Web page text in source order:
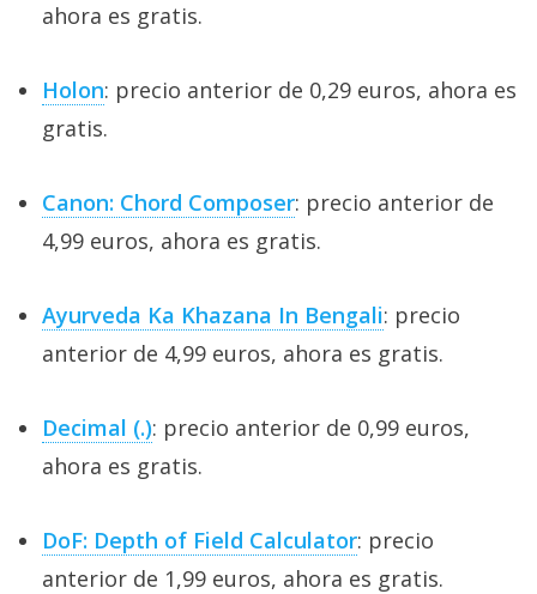
ahora es gratis.
Holon: precio anterior de 0,29 euros, ahora es
gratis.
Canon: Chord Composer: precio anterior de
4,99 euros, ahora es gratis.
Ayurveda Ka Khazana In Bengali: precio
anterior de 4,99 euros, ahora es gratis.
Decimal (.): precio anterior de 0,99 euros,
ahora es gratis.
DoF: Depth of Field Calculator: precio
anterior de 1,99 euros, ahora es gratis.